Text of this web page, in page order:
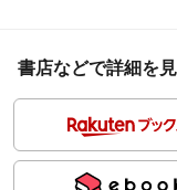
書店などで詳細を